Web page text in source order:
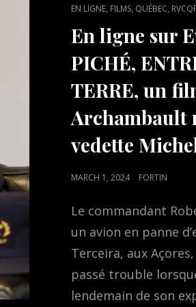
CAT
EN LIGNE, FILMS, QUÉBEC,
En ligne sur
PICHÉ,
TERRE, un
Archambault
vedette
POSTED
MARCH 1, 2024 FORTIN
Le commandant
un avion en panne
Terceira, aux
passé trouble
lendemain de son